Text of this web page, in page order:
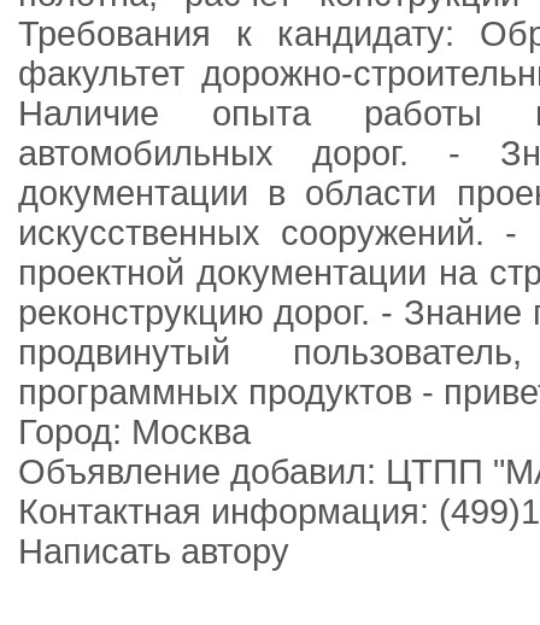
Требования к кандидату:
факультет дорожно-
Наличие опыта работы в
автомобильных дорог. -
документации в области
искусственных сооружений.
проектной документации на
реконструкцию дорог. -
продвинутый
программных продуктов -
Город: Москва
Объявление добавил: ЦТПП
Контактная информация:
Написать автору